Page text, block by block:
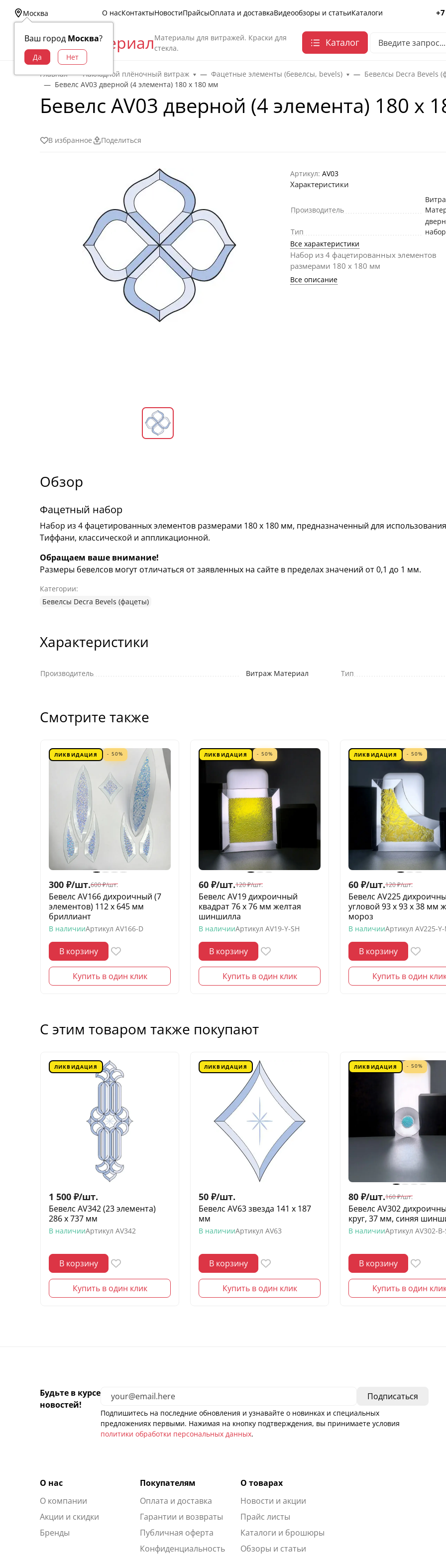
Москва
Ваш город Москва?
О насКонтактыНовостиПрайсыОплата и доставкаВидеообзоры и статьиКаталоги
Витраж МатериалМатериалы для витражей. Краски для
стекла.
Каталог
Главная Накладной плёночный витраж Фацетные элементы (бевелсы, bevels)
Бевелсы Decra Bevels
Бевелс AV03 дверной (4 элемента) 180 х 180 мм
Бевелс AV03 дверной (4 элемента) 180 х
В избранное Поделиться
Артикул: AV03
Характеристики
Производитель
Тип
Все характеристики
Набор из 4 фацетированных элементов
размерами 180 х 180 мм
Все описание
Обзор
Фацетный набор
Набор из 4 фацетированных элементов размерами 180 х 180 мм, предназначенный для
Тиффани, классической и аппликационной.
Обращаем ваше внимание!
Размеры бевелсов могут отличаться от заявленных на сайте в пределах значений от 0,1 до 1 мм.
Категории:
Бевелсы Decra Bevels (фацеты)
Характеристики
Производитель Витраж Материал Тип
Смотрите также
ЛИКВИДАЦИЯ - 50%
300 ₽/шт.600 ₽/шт.
Бевелс AV166 дихроичный (7
элементов) 112 х 645 мм
бриллиант
В наличииАртикул AV166-D
В корзину
Купить в один клик
ЛИКВИДАЦИЯ - 50%
60 ₽/шт.120 ₽/шт.
Бевелс AV19 дихроичный
квадрат 76 х 76 мм желтая
шиншилла
В наличииАртикул AV19-Y-SH
В корзину
Купить в один клик
ЛИКВИДАЦИЯ - 50%
60 ₽/шт.120 ₽/шт.
Бевелс AV225
угловой 93 х 93 х 38 мм
мороз
В наличииАртикул AV225-
В корзину
Купить в один
С этим товаром также покупают
ЛИКВИДАЦИЯ
1 500 ₽/шт.
Бевелс AV342 (23 элемента)
286 х 737 мм
В наличииАртикул AV342
В корзину
Купить в один клик
ЛИКВИДАЦИЯ
50 ₽/шт.
Бевелс AV63 звезда 141 х 187
мм
В наличииАртикул AV63
В корзину
Купить в один клик
ЛИКВИДАЦИЯ - 50%
80 ₽/шт.160 ₽/шт.
Бевелс AV302
круг, 37 мм, синяя
В наличииАртикул AV302-B-
В корзину
Купить в один
Будьте в курсе
новостей!
Подпишитесь на последние обновления и узнавайте о новинках и специальных
предложениях первыми. Нажимая на кнопку подтверждения, вы принимаете условия
политики обработки персональных данных.
О нас
О компании
Акции и скидки
Бренды
Покупателям
Оплата и доставка
Гарантии и возвраты
Публичная оферта
Конфиденциальность
О товарах
Новости и акции
Прайс листы
Каталоги и брошюры
Обзоры и статьи